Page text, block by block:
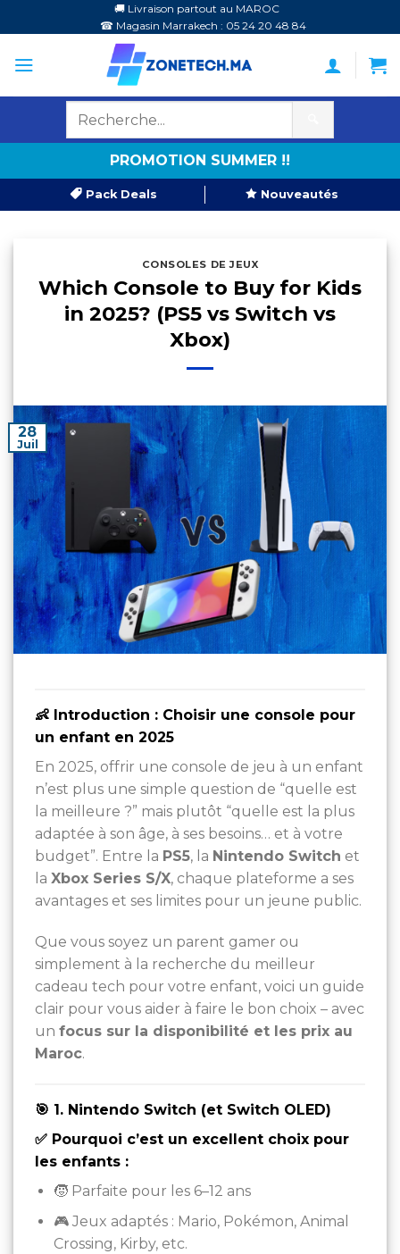
au
contenu
🚚 Livraison partout au MAROC
☎ Magasin Marrakech : 05 24 20 48 84
PROMOTION SUMMER !!
Pack Deals Nouveautés
CONSOLES DE JEUX
Which Console to Buy for Kids
in 2025? (PS5 vs Switch vs
Xbox)
28
Juil
👶 Introduction : Choisir une console pour
un enfant en 2025
En 2025, offrir une console de jeu à un enfant
n’est plus une simple question de “quelle est
la meilleure ?” mais plutôt “quelle est la plus
adaptée à son âge, à ses besoins… et à votre
budget”. Entre la PS5, la Nintendo Switch et
la Xbox Series S/X, chaque plateforme a ses
avantages et ses limites pour un jeune public.
Que vous soyez un parent gamer ou
simplement à la recherche du meilleur
cadeau tech pour votre enfant, voici un guide
clair pour vous aider à faire le bon choix – avec
un focus sur la disponibilité et les prix au
Maroc.
🎯 1. Nintendo Switch (et Switch OLED)
✅ Pourquoi c’est un excellent choix pour
les enfants :
🧒 Parfaite pour les 6–12 ans
🎮 Jeux adaptés : Mario, Pokémon, Animal
Crossing, Kirby, etc.